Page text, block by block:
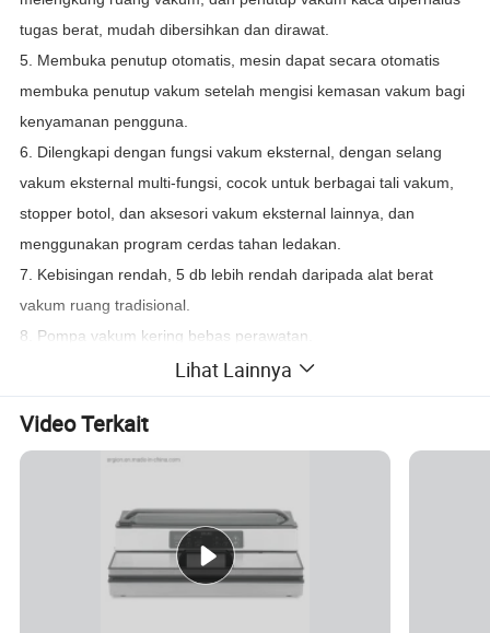
tugas berat, mudah dibersihkan dan dirawat.
5. Membuka penutup otomatis, mesin dapat secara otomatis
membuka penutup vakum setelah mengisi kemasan vakum bagi
kenyamanan pengguna.
6. Dilengkapi dengan fungsi vakum eksternal, dengan selang
vakum eksternal multi-fungsi, cocok untuk berbagai tali vakum,
stopper botol, dan aksesori vakum eksternal lainnya, dan
menggunakan program cerdas tahan ledakan.
7. Kebisingan rendah, 5 db lebih rendah daripada alat berat
vakum ruang tradisional.
8. Pompa vakum kering bebas perawatan.
100-120V 60Hz 220-240V 50Hz
Power (Daya):
Tekanan:
439*370*300mm
lebar kantung maks 305mm
Lihat Lainnya
Video Terkait